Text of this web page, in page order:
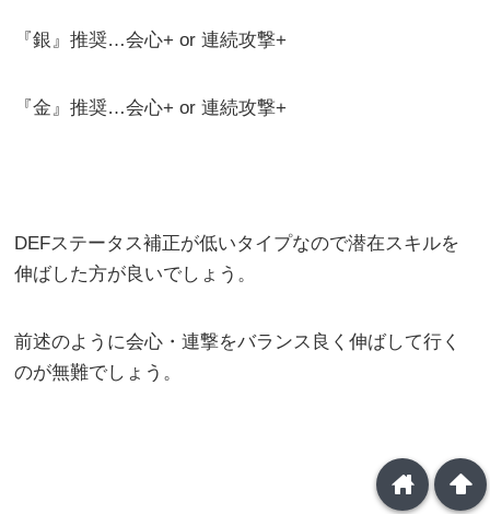
『銀』推奨…会心+ or 連続攻撃+
『金』推奨…会心+ or 連続攻撃+
DEFステータス補正が低いタイプなので潜在スキルを
伸ばした方が良いでしょう。
前述のように会心・連撃をバランス良く伸ばして行く
のが無難でしょう。
arrowup
home